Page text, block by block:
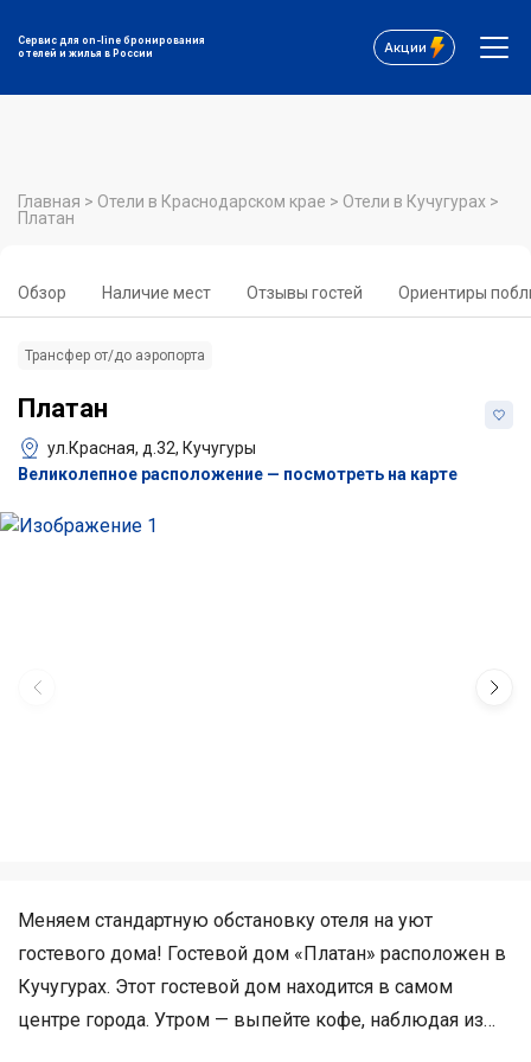
Сервис для on-line бронирования
отелей и жилья в России
Акции
Главная > Отели в Краснодарском крае > Отели в Кучугурах >
Платан
Обзор Наличие мест Отзывы гостей Ориентиры
Трансфер от/до аэропорта
Платан
ул.Красная, д.32, Кучугуры
Великолепное расположение — посмотреть на карте
Меняем стандартную обстановку отеля на уют
гостевого дома! Гостевой дом «Платан» расположен в
Кучугурах. Этот гостевой дом находится в самом
центре города. Утром — выпейте кофе, наблюдая из